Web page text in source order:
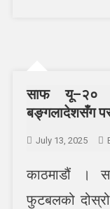
साफ यू–२०
बङ्गलादेशसँग
July 13, 2025
काठमाडौं ।
फुटबलको